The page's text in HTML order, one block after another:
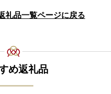
礼品一覧ページに戻る
め返礼品